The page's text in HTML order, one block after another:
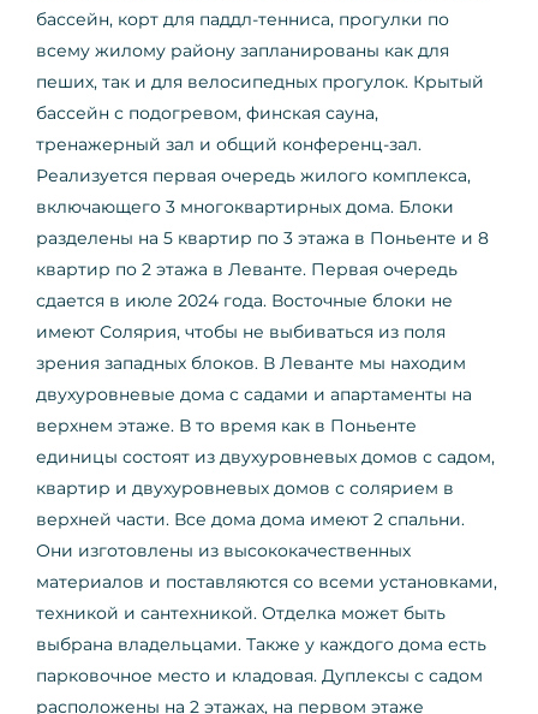
бассейн, корт для паддл-тенниса, прогулки по
всему жилому району запланированы как для
пеших, так и для велосипедных прогулок. Крытый
бассейн с подогревом, финская сауна,
тренажерный зал и общий конференц-зал.
Реализуется первая очередь жилого комплекса,
включающего 3 многоквартирных дома. Блоки
разделены на 5 квартир по 3 этажа в Поньенте и 8
квартир по 2 этажа в Леванте. Первая очередь
сдается в июле 2024 года. Восточные блоки не
имеют Солярия, чтобы не выбиваться из поля
зрения западных блоков. В Леванте мы находим
двухуровневые дома с садами и апартаменты на
верхнем этаже. В то время как в Поньенте
единицы состоят из двухуровневых домов с садом,
квартир и двухуровневых домов с солярием в
верхней части. Все дома дома имеют 2 спальни.
Они изготовлены из высококачественных
материалов и поставляются со всеми установками,
техникой и сантехникой. Отделка может быть
выбрана владельцами. Также у каждого дома есть
парковочное место и кладовая. Дуплексы с садом
расположены на 2 этажах, на первом этаже